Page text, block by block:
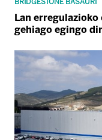
Lan
gehiago egingo